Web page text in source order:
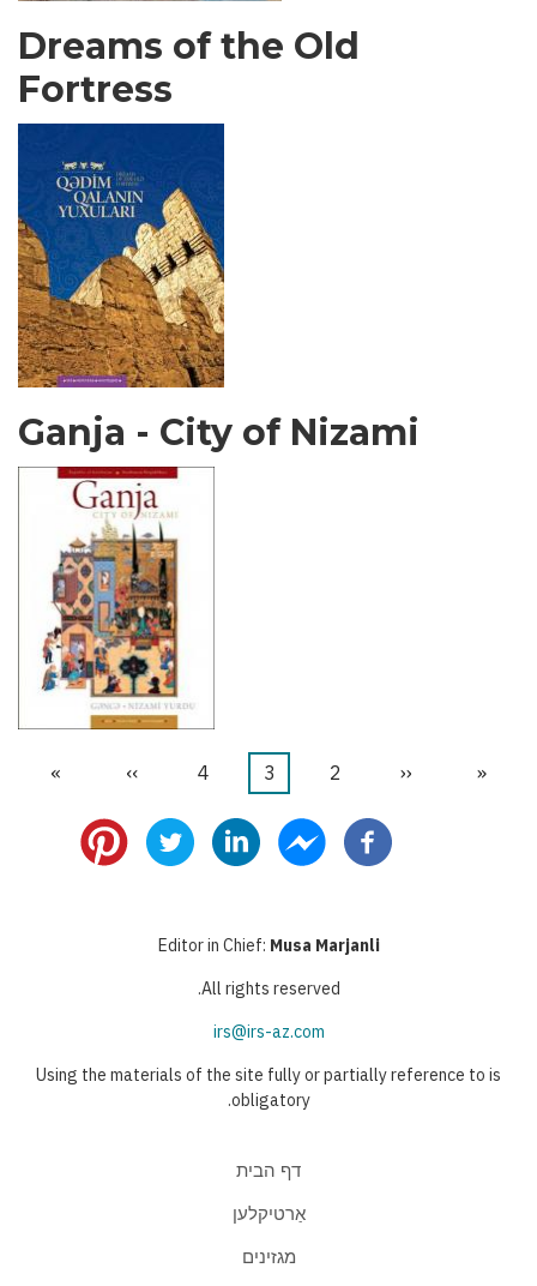
Dreams of the Old
Fortress
Ganja - City of Nizami
דף
«
הדף
‹‹ דף
2
דף
3 דף
4
הדף
››
הדף
»
Editor in Chief: Musa Marjanli
All rights reserved.
irs@irs-az.com
Using the materials of the site fully or partially reference to is
obligatory.
דף הבית
אַרטיקלען
מגזינים